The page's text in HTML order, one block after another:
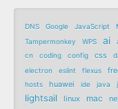
DNS Google JavaScript
Tampermonkey
WPS ai
cn coding config css
electron
eslint flexus
hosts
huawei ide java
lightsail linux mac